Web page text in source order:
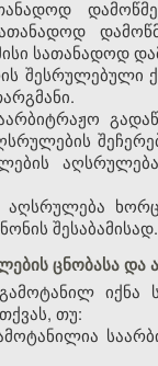
სათანადოდ
სათანადოდ
აღსრულება
შესაბამისად.
ცნობასა
თუ: